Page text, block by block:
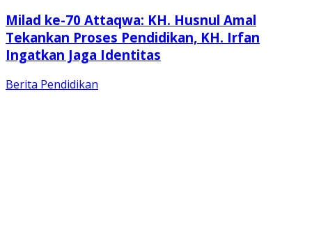
Milad ke-70 Attaqwa: KH. Husnul Amal
Tekankan Proses Pendidikan, KH. Irfan
Ingatkan Jaga Identitas
Berita Pendidikan